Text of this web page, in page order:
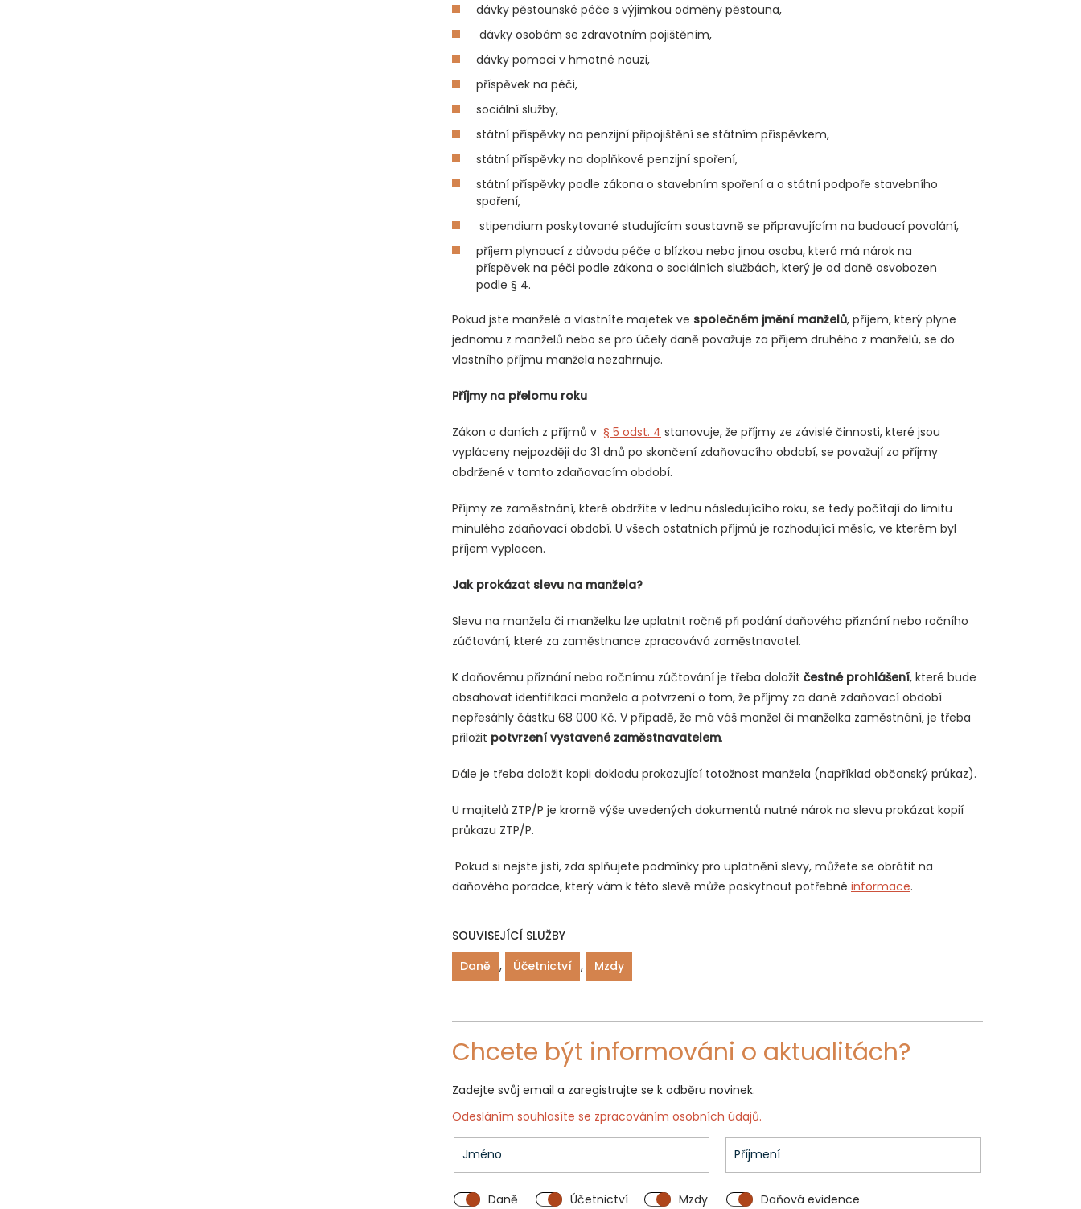
dávky pěstounské péče s výjimkou odměny pěstouna,
dávky osobám se zdravotním pojištěním,
dávky pomoci v hmotné nouzi,
příspěvek na péči,
sociální služby,
státní příspěvky na penzijní připojištění se státním příspěvkem,
státní příspěvky na doplňkové penzijní spoření,
státní příspěvky podle zákona o stavebním spoření a o státní podpoře stavebního
spoření,
stipendium poskytované studujícím soustavně se připravujícím na budoucí povolání,
příjem plynoucí z důvodu péče o blízkou nebo jinou osobu, která má nárok na
příspěvek na péči podle zákona o sociálních službách, který je od daně osvobozen
podle § 4.
Pokud jste manželé a vlastníte majetek ve společném jmění manželů, příjem, který plyne
jednomu z manželů nebo se pro účely daně považuje za příjem druhého z manželů, se do
vlastního příjmu manžela nezahrnuje.
Příjmy na přelomu roku
Zákon o daních z příjmů v § 5 odst. 4 stanovuje, že příjmy ze závislé činnosti, které jsou
vypláceny nejpozději do 31 dnů po skončení zdaňovacího období, se považují za příjmy
obdržené v tomto zdaňovacím období.
Příjmy ze zaměstnání, které obdržíte v lednu následujícího roku, se tedy počítají do limitu
minulého zdaňovací období. U všech ostatních příjmů je rozhodující měsíc, ve kterém byl
příjem vyplacen.
Jak prokázat slevu na manžela?
Slevu na manžela či manželku lze uplatnit ročně při podání daňového přiznání nebo ročního
zúčtování, které za zaměstnance zpracovává zaměstnavatel.
K daňovému přiznání nebo ročnímu zúčtování je třeba doložit čestné prohlášení, které bude
obsahovat identifikaci manžela a potvrzení o tom, že příjmy za dané zdaňovací období
nepřesáhly částku 68 000 Kč. V případě, že má váš manžel či manželka zaměstnání, je třeba
přiložit potvrzení vystavené zaměstnavatelem.
Dále je třeba doložit kopii dokladu prokazující totožnost manžela (například občanský průkaz).
U majitelů ZTP/P je kromě výše uvedených dokumentů nutné nárok na slevu prokázat kopií
průkazu ZTP/P.
Pokud si nejste jisti, zda splňujete podmínky pro uplatnění slevy, můžete se obrátit na
daňového poradce, který vám k této slevě může poskytnout potřebné informace.
SOUVISEJÍCÍ SLUŽBY
Daně , Účetnictví , Mzdy
Chcete být informováni o aktualitách?
Zadejte svůj email a zaregistrujte se k odběru novinek.
Odesláním souhlasíte se zpracováním osobních údajů.
Daně Účetnictví Mzdy Daňová evidence